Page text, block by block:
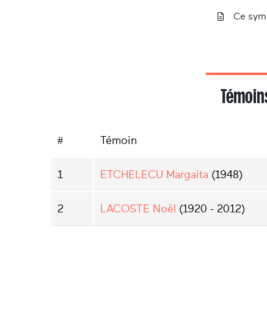
Ce
# Témoin
1 ETCHELECU Margaita (1948)
2 LACOSTE Noël (1920 - 2012)